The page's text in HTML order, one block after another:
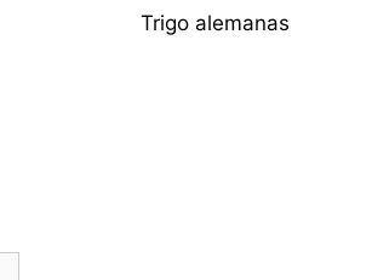
Trigo alemanas